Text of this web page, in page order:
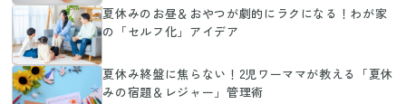
夏休みのお昼＆おやつが劇的にラクになる！わが家
の「セルフ化」アイデア
夏休み終盤に焦らない！2児ワーママが教える「夏休
みの宿題＆レジャー」管理術